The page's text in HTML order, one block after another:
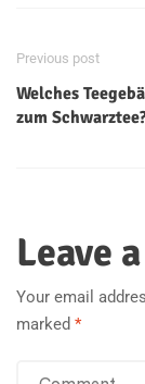
Previous post
Welches
zum
Leave
Your email
marked *